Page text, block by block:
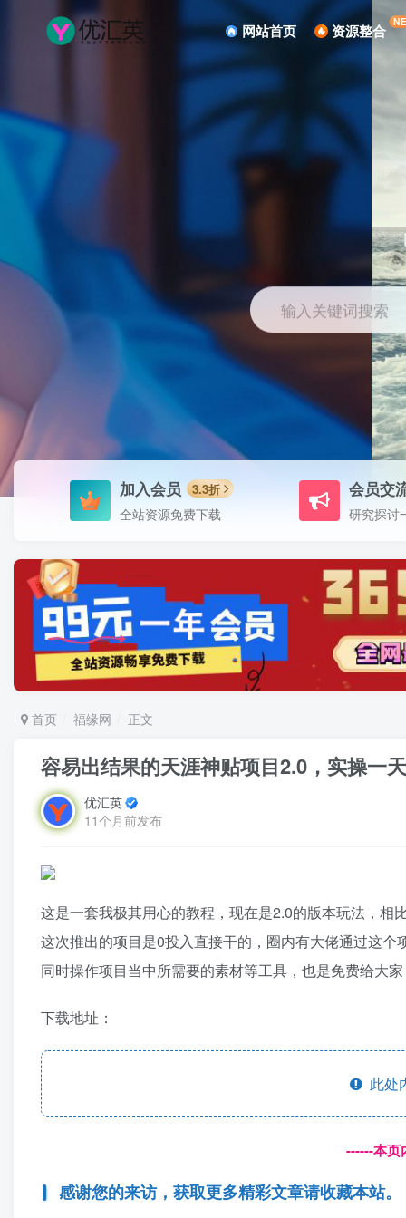
网站首页 资源整合
输入关键词搜索
加入会员 3.3折
全站资源免费下载
会员交
研究探讨
首页 福缘网 正文
容易出结果的天涯神贴项目2.0，实操一
优汇英
11个月前发布
这是一套我极其用心的教程，现在是2.0的版本玩法，相
这次推出的项目是0投入直接干的，圈内有大佬通过这
同时操作项目当中所需要的素材等工具，也是免费给大
下载地址：
此处
------本页
感谢您的来访，获取更多精彩文章请收藏本站。